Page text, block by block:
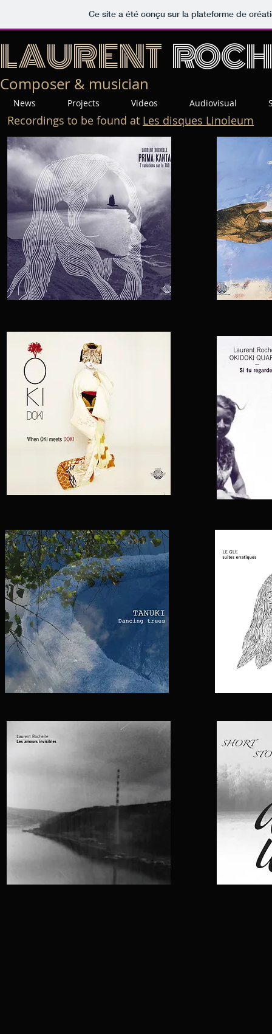
Ce site a été conçu sur la plateforme de
LAURENT
Composer & musician
News Projects Videos Audiovisual
Recordings to be found at Les disques Linoleum